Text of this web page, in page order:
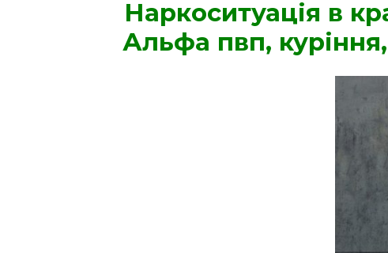
Наркоситуація в
Альфа пвп,